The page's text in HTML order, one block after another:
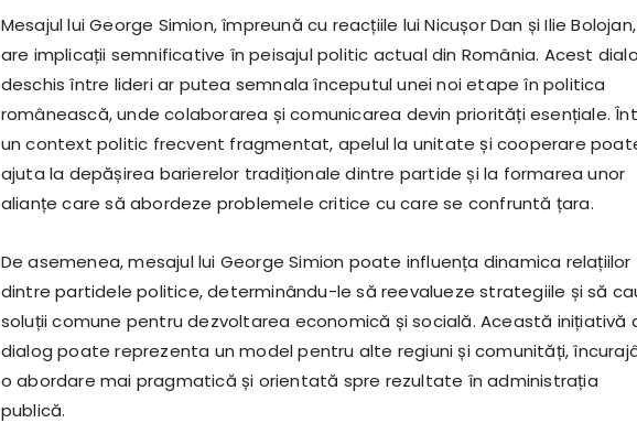
Mesajul lui George Simion, împreună cu reacțiile lui Nicușor Dan și Ilie Bolojan,
are implicații semnificative în peisajul politic actual din România. Acest
deschis între lideri ar putea semnala începutul unei noi etape în politica
românească, unde colaborarea și comunicarea devin priorități esențiale.
un context politic frecvent fragmentat, apelul la unitate și cooperare
ajuta la depășirea barierelor tradiționale dintre partide și la formarea unor
alianțe care să abordeze problemele critice cu care se confruntă țara.
De asemenea, mesajul lui George Simion poate influența dinamica relațiilor
dintre partidele politice, determinându-le să reevalueze strategiile și să
soluții comune pentru dezvoltarea economică și socială. Această inițiativă
dialog poate reprezenta un model pentru alte regiuni și comunități,
o abordare mai pragmatică și orientată spre rezultate în administrația
publică.